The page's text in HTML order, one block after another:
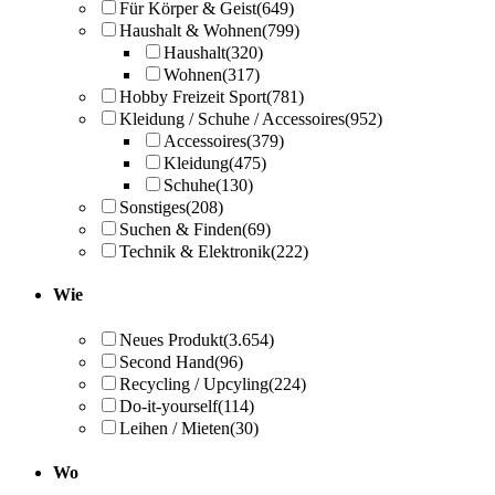
Für Körper & Geist(649)
Haushalt & Wohnen(799)
Haushalt(320)
Wohnen(317)
Hobby Freizeit Sport(781)
Kleidung / Schuhe / Accessoires(952)
Accessoires(379)
Kleidung(475)
Schuhe(130)
Sonstiges(208)
Suchen & Finden(69)
Technik & Elektronik(222)
Wie
Neues Produkt(3.654)
Second Hand(96)
Recycling / Upcyling(224)
Do-it-yourself(114)
Leihen / Mieten(30)
Wo